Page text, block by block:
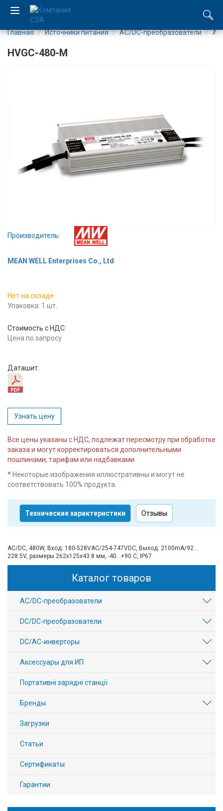
Производство
Услуги
Вход/
авторизация
Контакты
Доставка
Главная Источники питания AC/DC-преобразователи
HVGC-480-M
Производитель:
MEAN WELL Enterprises Co., Ltd
Нет на складе
Упаковка: 1 шт.
Стоимость с НДС:
Цена по запросу
Даташит:
Узнать цену
Все цены указаны с НДС, подлежат пересмотру при обработке
заказа и могут корректироваться дополнительными
пошлинами, тарифам или надбавками.
* Некоторые изображения иллюстративны и могут не
соответствовать 100% продукта.
Технические характеристики Отзывы
AC/DC, 480W, Вход: 180-528VAC/254-747VDC, Выход: 2100mA/92…
228.5V, размеры 262х125х43.8 мм, -40…+90 C, IP67
Каталог товаров
AC/DC-преобразователи
DC/DC-преобразователи
DC/AC-инверторы
Аксессуары для ИП
Портативні зарядні станції
Бренды
Загрузки
Статьи
Сертификаты
Гарантии